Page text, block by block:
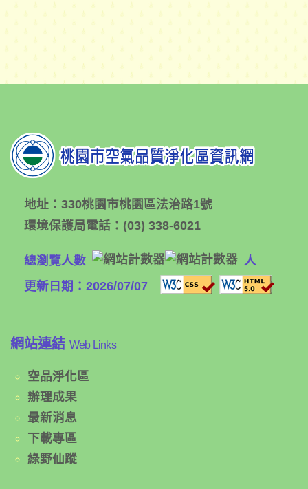
地址： 330桃園市桃園區法治路1號
環境保護局電話： (03) 338-6021
總瀏覽人數
人
更新日期：2026/07/07
網站連結 Web Links
空品淨化區
辦理成果
最新消息
下載專區
綠野仙蹤